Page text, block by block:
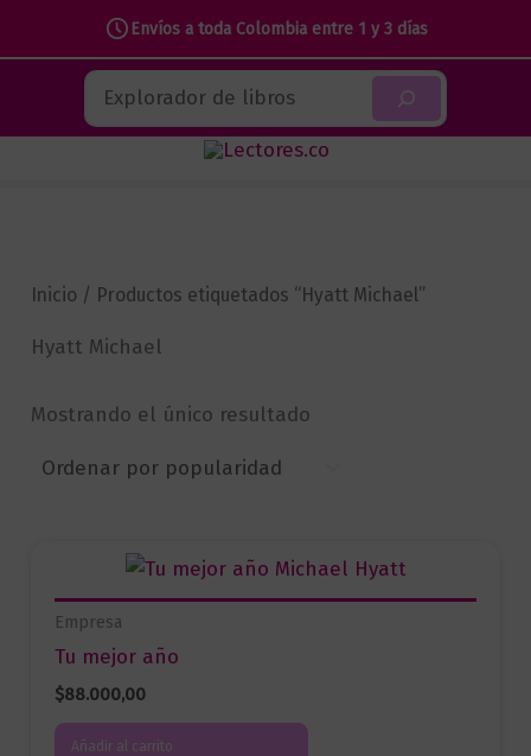
Envíos a toda Colombia entre 1 y 3 días
contenido
Buscar
Inicio / Productos etiquetados “Hyatt Michael”
Hyatt Michael
Mostrando el único resultado
Empresa
Tu mejor año
$88.000,00
Añadir al carrito